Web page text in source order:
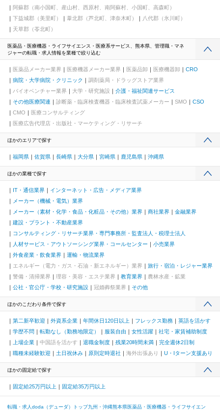
阿蘇郡（南小国町、産山村、西原村、南阿蘇村、小国町、高森町）
下益城郡（美里町）
葦北郡（芦北町、津奈木町）
八代郡（氷川町）
天草郡（苓北町）
医薬品・医療機器・ライフサイエンス・医療系サービス、熊本県、管理職・マネ
ジャーの転職・求人情報を業種で絞り込む
医薬品メーカー業界 医療機器メーカー業界 医薬品卸 医療機器卸
CRO
病院・大学病院・クリニック
調剤薬局・ドラッグストア業界
バイオベンチャー業界
大学・研究施設
介護・福祉関連サービス
その他医療関連
診断薬・臨床検査機器・臨床検査試薬メーカー SMO
CSO
CMO
医療コンサルティング
医療広告代理店・出版社・マーケティング・リサーチ
ほかのエリアで探す
福岡県 佐賀県 長崎県 大分県 宮崎県 鹿児島県 沖縄県
ほかの業種で探す
IT・通信業界
インターネット・広告・メディア業界
メーカー（機械・電気）業界
メーカー（素材・化学・食品・化粧品・その他）業界
商社業界
金融業界
建設・プラント・不動産業界
コンサルティング・リサーチ業界・専門事務所・監査法人・税理士法人
人材サービス・アウトソーシング業界・コールセンター
小売業界
外食産業・飲食業界
運輸・物流業界
エネルギー（電力・ガス・石油・新エネルギー）業界
旅行・宿泊・レジャー業界
警備・清掃業界
理容・美容・エステ業界 教育業界
農林水産・鉱業
公社・官公庁・学校・研究施設
冠婚葬祭業界 その他
ほかのこだわり条件で探す
第二新卒歓迎 外資系企業 年間休日120日以上 フレックス勤務
英語を活かす
学歴不問
転勤なし（勤務地限定） 服装自由 女性活躍
社宅・家賃補助制度
上場企業
中国語を活かす 退職金制度 残業20時間未満
完全週休2日制
職種未経験歓迎
土日祝休み 原則定時退社 海外出張あり U・Iターン支援あり
ほかの固定給で探す
固定給25万円以上 固定給35万円以上
転職・求人doda（デューダ）トップ九州・沖縄熊本県医薬品・医療機器・ライフサイエン